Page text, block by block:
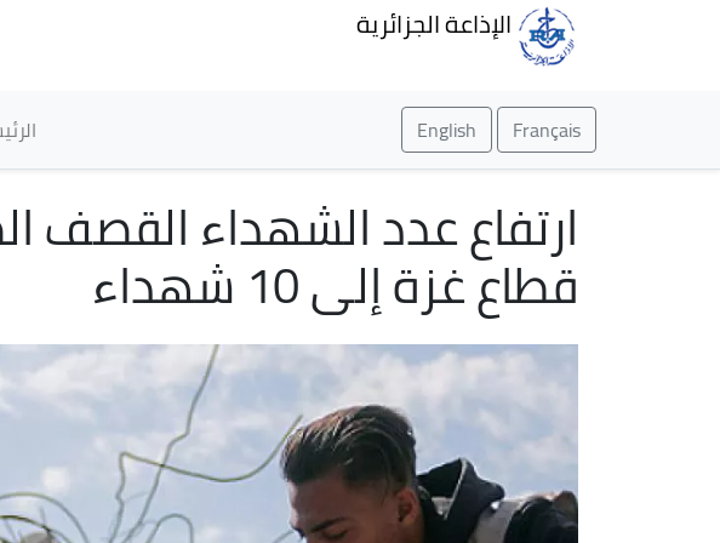
الإذاعة الجزائرية
Français
English
ارتفاع عدد الشهداء القصف
قطاع غزة إلى 10 شهداء